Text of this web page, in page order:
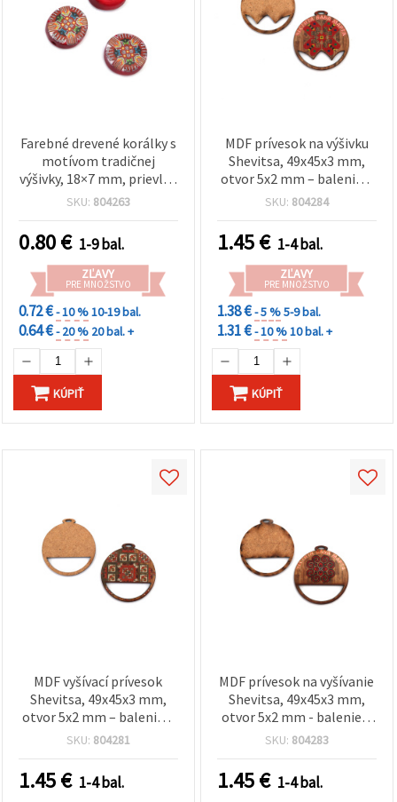
Farebné drevené korálky s
motívom tradičnej
výšivky, 18×7 mm, prievlak
2 mm – 5 ks
SKU: 804263
0.80€ 1-9 bal.
ZĽAVY
PRE MNOŽSTVO
0.72 €- 10 %10-19 bal.
0.64 €- 20 % 20 bal. +
KÚPIŤ
MDF prívesok na výšivku
Shevitsa, 49x45x3 mm,
otvor 5x2 mm – balenie 5
ks
SKU: 804284
1.45€ 1-4 bal.
ZĽAVY
PRE MNOŽSTVO
1.38 €- 5 %5-9 bal.
1.31 €- 10 %10 bal. +
KÚPIŤ
MDF vyšívací prívesok
Shevitsa, 49x45x3 mm,
otvor 5x2 mm – balenie 5
ks
SKU: 804281
1.45€ 1-4 bal.
MDF prívesok na vyšívanie
Shevitsa, 49x45x3 mm,
otvor 5x2 mm - balenie 5
ks
SKU: 804283
1.45€ 1-4 bal.